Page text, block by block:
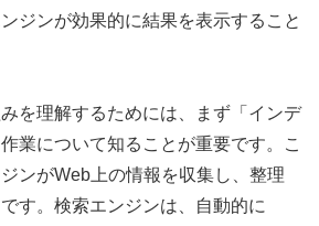
ジンが効果的に結果を表示すること
を理解するためには、まず「インデ
業について知ることが重要です。こ
ンがWeb上の情報を収集し、整理
す。検索エンジンは、自動的に